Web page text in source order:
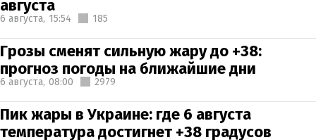
августа
6 августа, 15:54 185
Грозы сменят сильную жару до +38:
прогноз погоды на ближайшие дни
6 августа, 08:00 2979
Пик жары в Украине: где 6 августа
температура достигнет +38 градусов